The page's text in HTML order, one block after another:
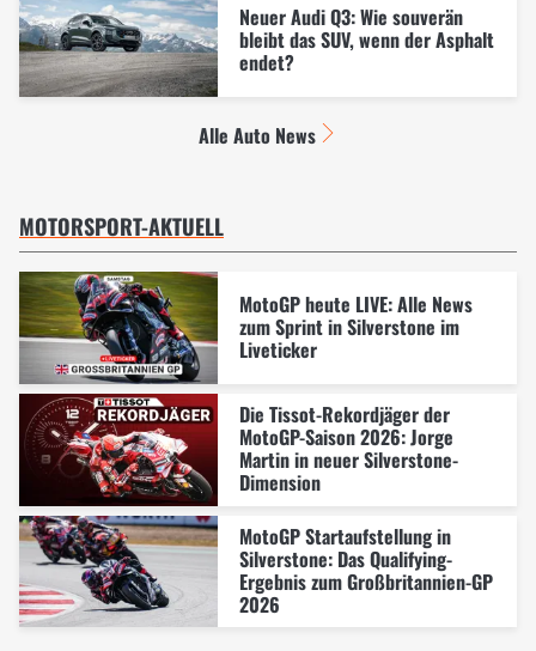
Neuer Audi Q3: Wie souverän
bleibt das SUV, wenn der Asphalt
endet?
Alle Auto News
MOTORSPORT-AKTUELL
MotoGP heute LIVE: Alle News
zum Sprint in Silverstone im
Liveticker
Die Tissot-Rekordjäger der
MotoGP-Saison 2026: Jorge
Martin in neuer Silverstone-
Dimension
MotoGP Startaufstellung in
Silverstone: Das Qualifying-
Ergebnis zum Großbritannien-GP
2026